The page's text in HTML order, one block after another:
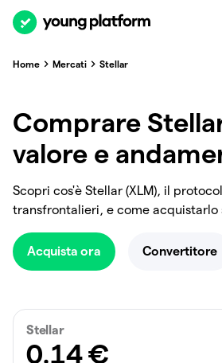
Home Mercati Stellar
Comprare
valore e
Scopri cos'è Stellar (XLM), il
transfrontalieri, e come acquistarlo
Acquista ora Convertitore
Stellar
0.14 €